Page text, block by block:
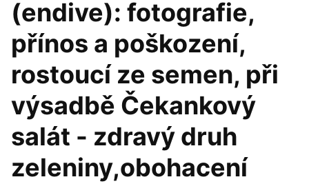
(endive): fotografie,
přínos a poškození,
rostoucí ze semen, při
výsadbě Čekankový
salát - zdravý druh
zeleniny,obohacení